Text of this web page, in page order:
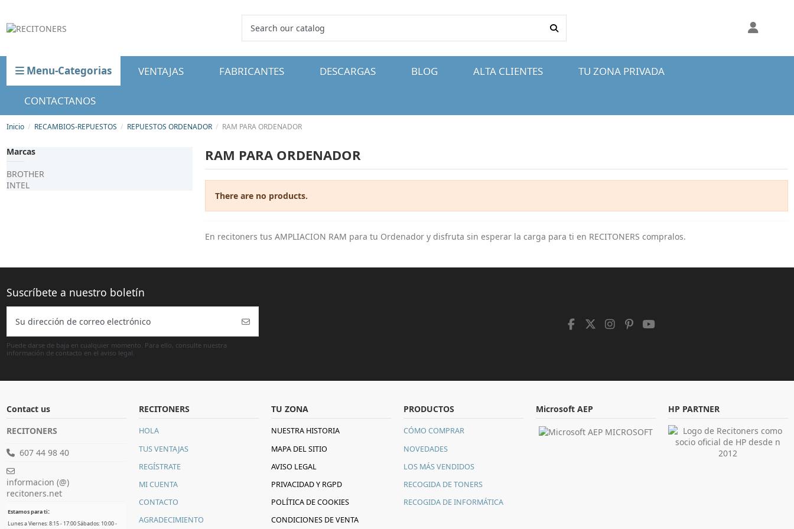
Menu-Categorias VENTAJAS FABRICANTES DESCARGAS BLOG ALTA CLIENTES TU ZONA PRIVADA
CONTACTANOS
Inicio RECAMBIOS-REPUESTOS REPUESTOS ORDENADOR RAM PARA ORDENADOR
RAM PARA ORDENADOR
There are no products.
En recitoners tus AMPLIACION RAM para tu Ordenador y disfruta sin esperar la carga para ti en RECITONERS compralos.
Marcas
BROTHER
INTEL
Puede darse de baja en cualquier momento. Para ello, consulte nuestra
información de contacto en el aviso legal.
Contact us
RECITONERS
607 44 98 40
informacion (@)
recitoners.net
Estamos para ti:
Lunes a Viernes: 8:15 - 17:00 Sábados: 10:00 -
RECITONERS
HOLA
TUS VENTAJAS
REGÍSTRATE
MI CUENTA
CONTACTO
AGRADECIMIENTO
TU ZONA
NUESTRA HISTORIA
MAPA DEL SITIO
AVISO LEGAL
PRIVACIDAD Y RGPD
POLÍTICA DE COOKIES
CONDICIONES DE VENTA
PRODUCTOS
CÓMO COMPRAR
NOVEDADES
LOS MÁS VENDIDOS
RECOGIDA DE TONERS
RECOGIDA DE INFORMÁTICA
Microsoft AEP HP PARTNER